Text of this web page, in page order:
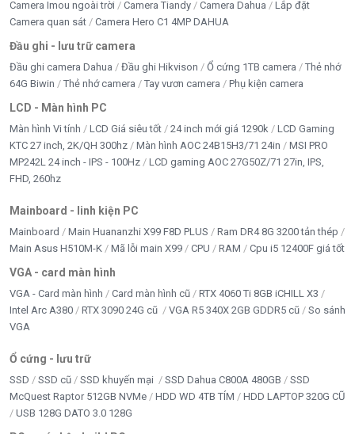
trực tiếp lên thẻ nhớ / server .
3. Ban đêm có xem được màu không?
➡️ Có. Camera hỗ trợSmart Hybrid Light, tự động bật
đèn trợ sáng để ghi hình có màu.
4. Có phù hợp lắp ngoài trời mưa nắng không?
➡️ Có. ChuẩnIP66, chịu mưa nắng, bụi bẩn tốt.
➡️ Có. AI phân biệt người & xe
🏁Kết luận
Hikvision DS-2SE2C400MWG-E/14là giải pháp
camera IP Speed Dome cao cấp, kết hợptoàn
cảnh + chi tiết + AI thông minh
nâng cao hiệu quả giám sát cho
rộng
📍Đơn vị cung cấp & lắp đặt tại Đắk Lắk
Camera Imou ngoài trời
Camera Tiandy Camera Dahua
Lắp đặt
Camera quan sát
Camera Hero C1 4MP DAHUA
Đầu ghi - lưu trữ camera
Đầu ghi camera Dahua Đầu ghi Hikvison Ổ cứng 1TB camera
Thẻ nhớ
64G Biwin
Thẻ nhớ camera Tay vươn camera Phụ kiện camera
LCD - Màn hình PC
Màn hình Vi tính LCD Giá siêu tốt 24 inch mới giá 1290k
LCD Gaming
KTC 27 inch, 2K/QH 300hz
Màn hình AOC 24B15H3/71 24in
MSI PRO
MP242L 24 inch - IPS - 100Hz
LCD gaming AOC 27G50Z/71 27in, IPS,
FHD, 260hz
Mainboard - linh kiện PC
Mainboard Main Huananzhi X99 F8D PLUS
Ram DR4 8G 3200 tản thép
Main Asus H510M-K
Mã lỗi main X99 CPU RAM Cpu i5 12400F giá tốt
VGA - card màn hình
VGA - Card màn hình Card màn hình cũ
RTX 4060 Ti 8GB iCHILL X3
Intel Arc A380
RTX 3090 24G cũ VGA R5 340X 2GB GDDR5 cũ
So sánh
VGA
Ổ cứng - lưu trữ
SSD SSD cũ SSD khuyến mại SSD Dahua C800A 480GB
SSD
McQuest Raptor 512GB NVMe
HDD WD 4TB TÍM
HDD LAPTOP 320G CŨ
USB 128G DATO 3.0 128G